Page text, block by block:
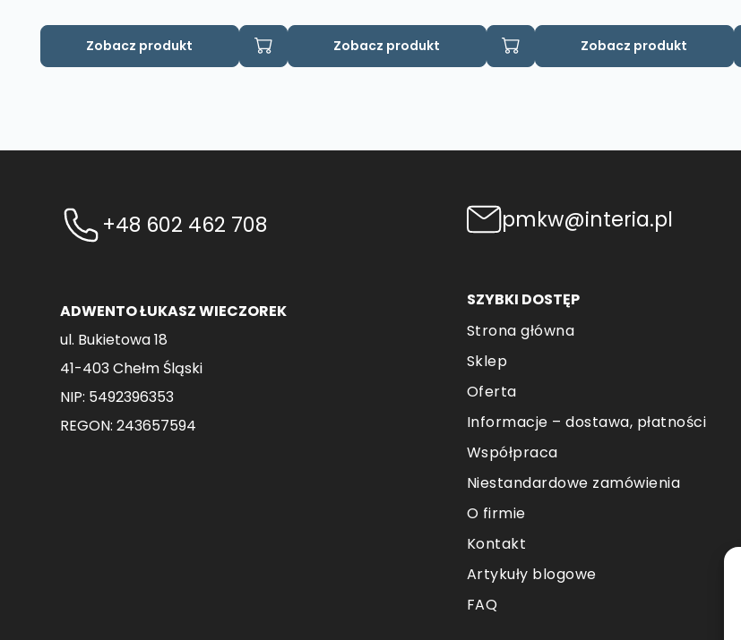
Zobacz produkt Zobacz produkt Zobacz produkt
+48 602 462 708
ADWENTO ŁUKASZ WIECZOREK
ul. Bukietowa 18
41-403 Chełm Śląski
NIP: 5492396353
REGON: 243657594
pmkw@interia.pl
SZYBKI DOSTĘP
Strona główna
Sklep
Oferta
Informacje – dostawa, płatności
Współpraca
Niestandardowe zamówienia
O firmie
Kontakt
Artykuły blogowe
FAQ